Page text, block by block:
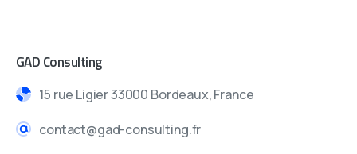
GAD Consulting
15 rue Ligier 33000 Bordeaux, France
contact@gad-consulting.fr